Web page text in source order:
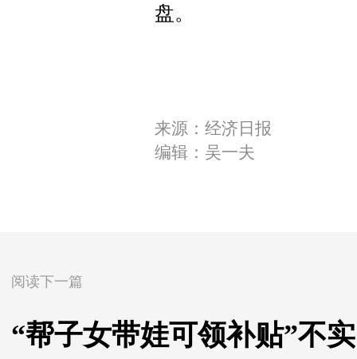
盘。
来源：经济日报
编辑：吴一夫
阅读下一篇
“帮子女带娃可领补贴”不实